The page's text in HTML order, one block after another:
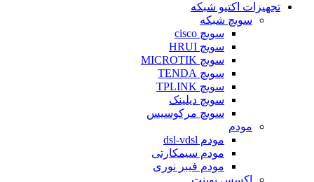
تجهیزات اکتیو شبکه
سویچ شبکه
سویچ cisco
سویچ HRUI
سویچ MICROTIK
سویچ TENDA
سویچ TPLINK
سویچ دیلینک
سویچ مرکوسیس
مودم
مودم dsl-vdsl
مودم سیمکارتی
مودم فیبر نوری